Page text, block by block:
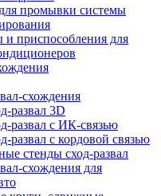
промывки системы
и приспособления для
схождения
развал 3D
развал с ИК-связью
развал с кордовой связью
стенды сход-развал
схождения для